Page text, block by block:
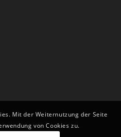
Mit der Weiternutzung der Seite
von Cookies zu.